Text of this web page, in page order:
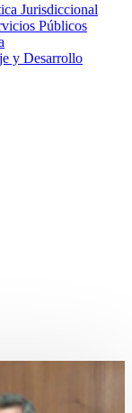
Jurisdiccional
Públicos
y Desarrollo